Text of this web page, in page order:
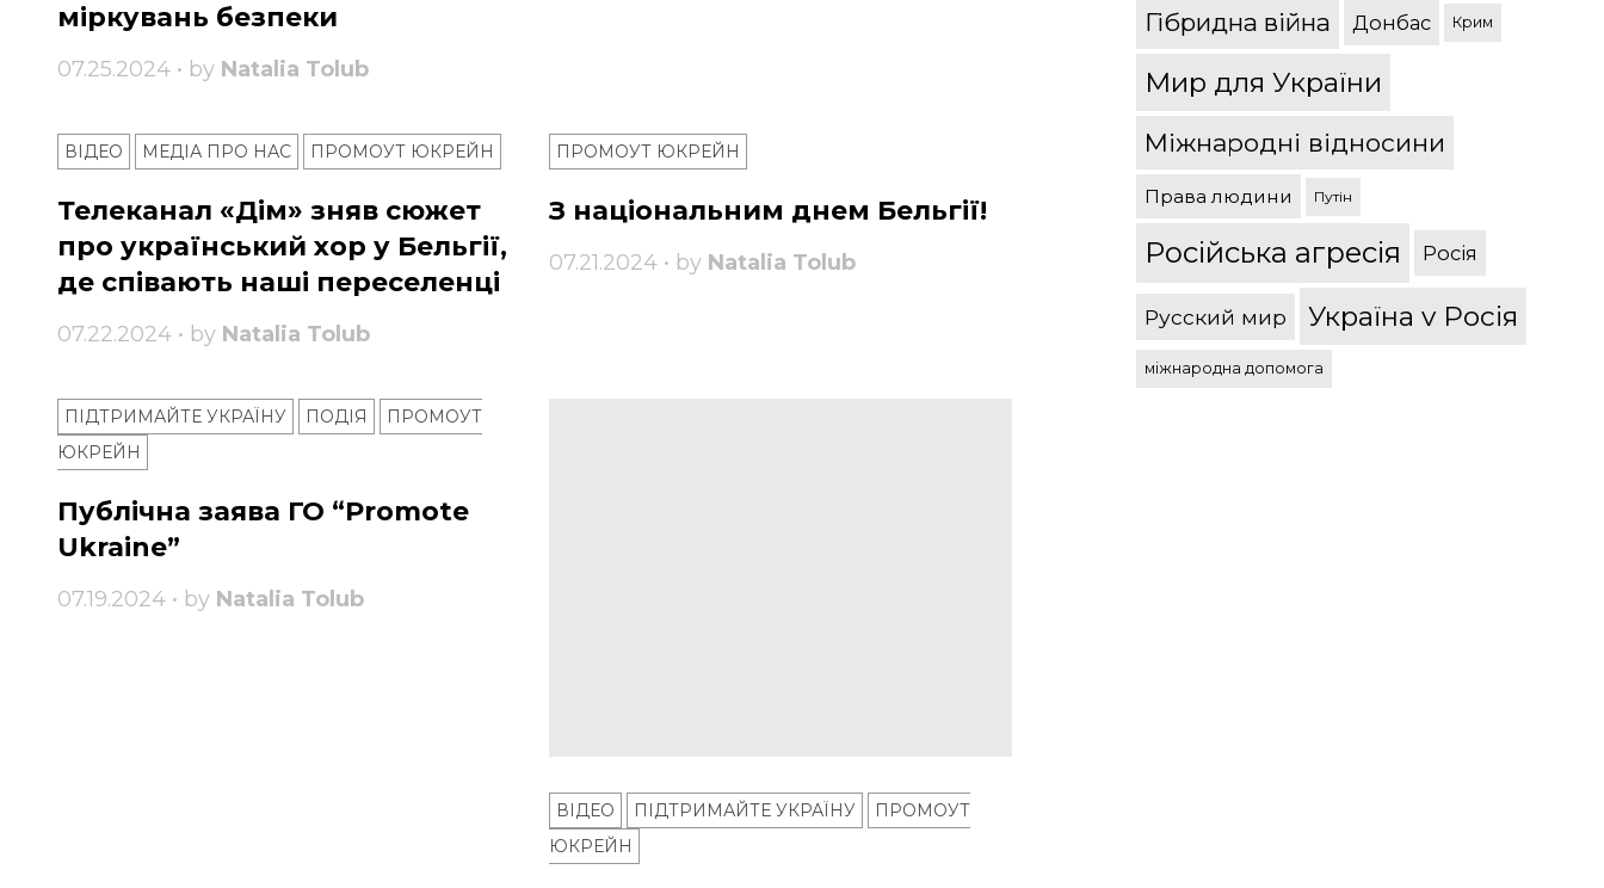
міркувань безпеки
07.25.2024 • by Natalia Tolub
ВІДЕО МЕДІА ПРО НАС ПРОМОУТ ЮКРЕЙН
Телеканал «Дім» зняв сюжет
про український хор у Бельгії,
де співають наші переселенці
07.22.2024 • by Natalia Tolub
ПРОМОУТ ЮКРЕЙН
З національним днем ​​Бельгії!
07.21.2024 • by Natalia Tolub
ПІДТРИМАЙТЕ УКРАЇНУ ПОДІЯ
ПРОМОУТ
ЮКРЕЙН
Публічна заява ГО “Promote
Ukraine”
07.19.2024 • by Natalia Tolub
ВІДЕО ПІДТРИМАЙТЕ УКРАЇНУ
ПРОМОУТ
ЮКРЕЙН
Гібридна війна Донбас Крим
Мир для України
Міжнародні відносини
Права людини Путін
Російська агресія Росія
Русский мир Україна v Росія
міжнародна допомога